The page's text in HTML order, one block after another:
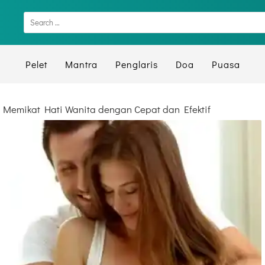
Pelet Mantra Penglaris Doa Puasa
Hati Wanita dengan Cepat dan Efektif